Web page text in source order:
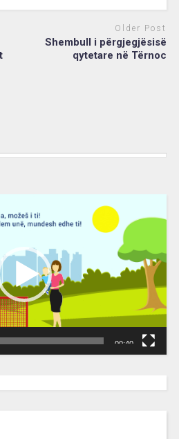
Older Post
Shembull i përgjegjësisë
qytetare në Tërnoc
00:40